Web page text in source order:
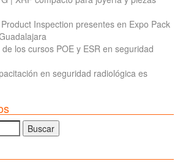
Inspection presentes en Expo Pack
los cursos POE y ESR en seguridad
en seguridad radiológica es
Buscar